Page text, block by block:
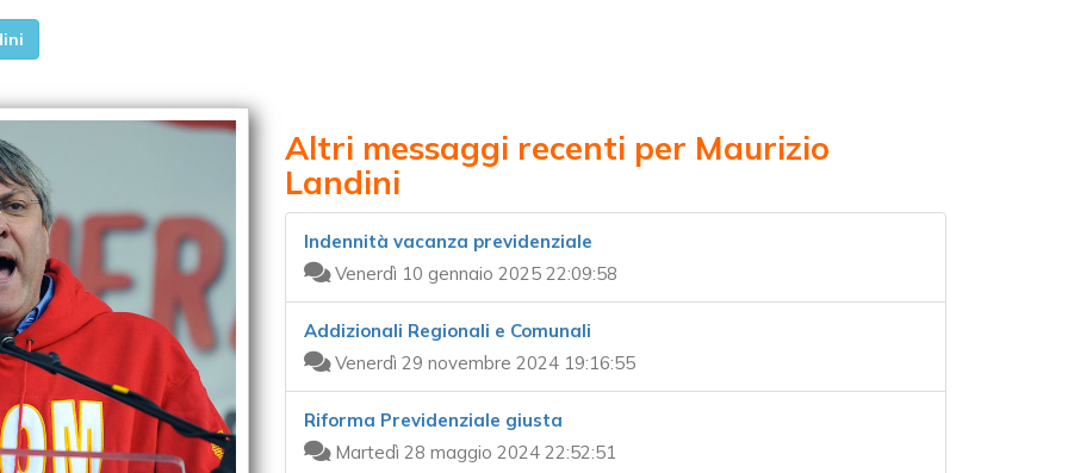
Altri messaggi recenti per Maurizio
Landini
Indennità vacanza previdenziale
Venerdì 10 gennaio 2025 22:09:58
Addizionali Regionali e Comunali
Venerdì 29 novembre 2024 19:16:55
Riforma Previdenziale giusta
Martedì 28 maggio 2024 22:52:51